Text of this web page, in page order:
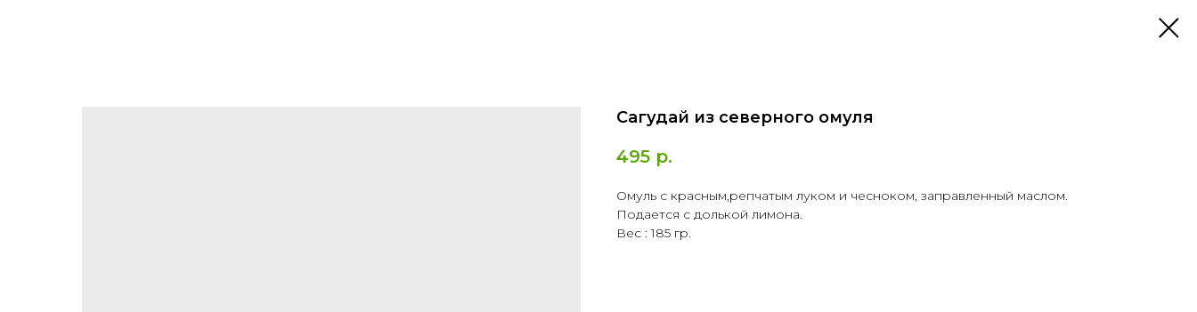
Сагудай из северного омуля
495 р.
Омуль с красным,репчатым луком и чесноком, заправленный маслом.
Подается с долькой лимона.
Вес : 185 гр.